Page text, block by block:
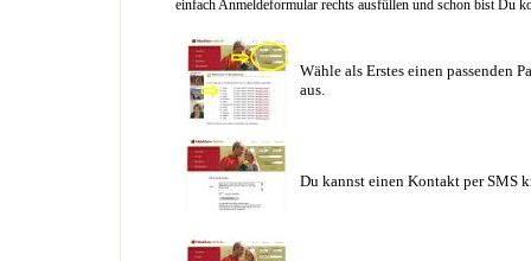
einfach Anmeldeformular rechts ausfüllen und schon bist Du
Wähle als Erstes einen passenden
aus.
Du kannst einen Kontakt per SMS